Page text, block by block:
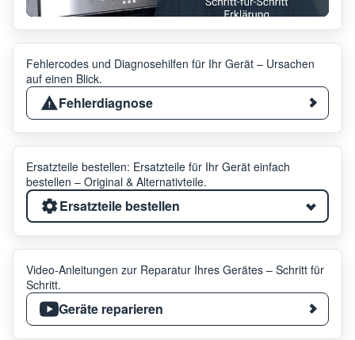
Fehlercodes und Diagnosehilfen für Ihr Gerät – Ursachen
auf einen Blick.
Fehlerdiagnose
Ersatzteile bestellen: Ersatzteile für Ihr Gerät einfach
bestellen – Original & Alternativteile.
Ersatzteile bestellen
Video-Anleitungen zur Reparatur Ihres Gerätes – Schritt für
Schritt.
Geräte reparieren